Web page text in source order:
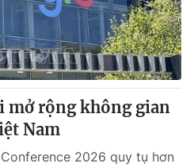
Bất động sản
Tấm lòng Việt
Vươn mình bằng AI
mở rộng không gian
Nam
2026 quy tụ hơn